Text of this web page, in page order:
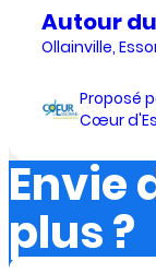
Autour
Ollainville,
Proposé
Cœur
Envie
plus ?